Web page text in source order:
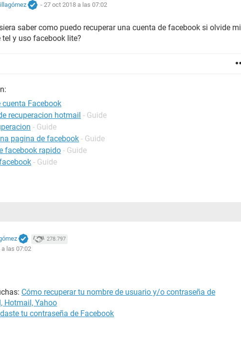
- 27 oct 2018 a las 07:02
saber como puedo recuperar una cuenta de facebook si olvide mi
y uso facebook lite?
cuenta Facebook
recuperacion hotmail - Guide
- Guide
pagina de facebook - Guide
facebook rapido - Guide
- Guide
278.797
las 07:02
Cómo recuperar tu nombre de usuario y/o contraseña de
Hotmail, Yahoo
tu contraseña de Facebook